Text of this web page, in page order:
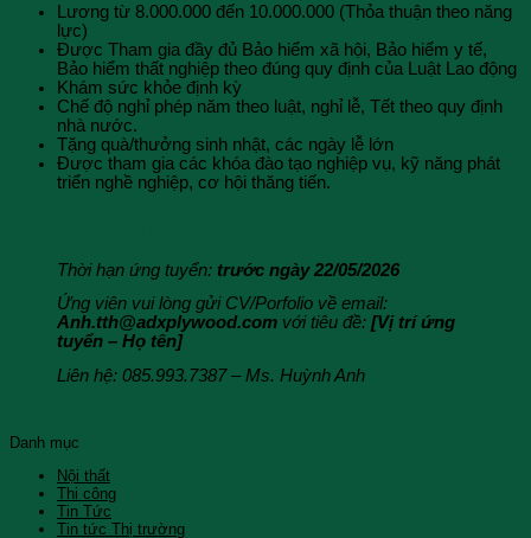
Lương từ 8.000.000 đến 10.000.000 (Thỏa thuận theo năng
lực)
Được Tham gia đầy đủ Bảo hiểm xã hội, Bảo hiểm y tế,
Bảo hiểm thất nghiệp theo đúng quy định của Luật Lao động
Khám sức khỏe định kỳ
Chế độ nghỉ phép năm theo luật, nghỉ lễ, Tết theo quy định
nhà nước.
Tặng quà/thưởng sinh nhật, các ngày lễ lớn
Được tham gia các khóa đào tạo nghiệp vụ, kỹ năng phát
triển nghề nghiệp, cơ hội thăng tiến.
Thời hạn ứng tuyển: trước ngày 22/05/2026
Ứng viên vui lòng gửi CV/Porfolio về email:
Anh.tth@adxplywood.com với tiêu đề: [Vị trí ứng
tuyển – Họ tên]
Liên hệ: 085.993.7387 – Ms. Huỳnh Anh
Danh mục
Nội thất
Thi công
Tin Tức
Tin tức Thị trường